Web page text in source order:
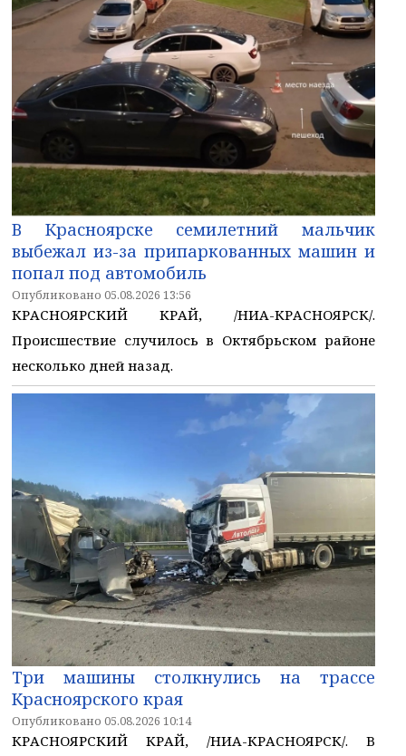
В Красноярске семилетний мальчик
выбежал из-за припаркованных машин и
попал под автомобиль
Опубликовано 05.08.2026 13:56
КРАСНОЯРСКИЙ КРАЙ, /НИА-КРАСНОЯРСК/.
Происшествие случилось в Октябрьском районе
несколько дней назад.
Три машины столкнулись на трассе
Красноярского края
Опубликовано 05.08.2026 10:14
КРАСНОЯРСКИЙ КРАЙ, /НИА-КРАСНОЯРСК/. В